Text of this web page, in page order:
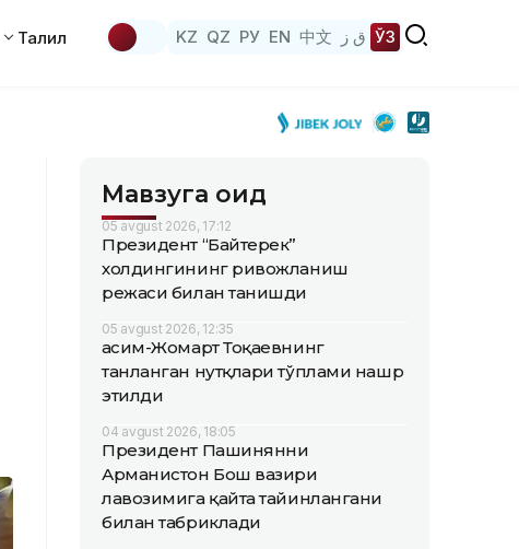
Таҳлил KZ QZ РУ EN 中文 ق ز ЎЗ
Мавзуга оид
05 avgust 2026, 17:12
Президент “Байтерек”
холдингининг ривожланиш
режаси билан танишди
05 avgust 2026, 12:35
Қасим-Жомарт Тоқаевнинг
танланган нутқлари тўплами нашр
этилди
04 avgust 2026, 18:05
Президент Пашинянни
Арманистон Бош вазири
лавозимига қайта тайинлангани
билан табриклади